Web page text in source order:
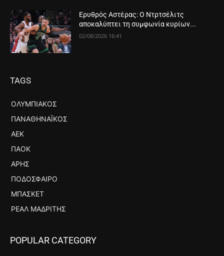
Ερυθρός Αστέρας: Ο Ντρτσέλιτς
αποκαλύπτει τη συμφωνία κυρίων...
02/08/2026 16:41
TAGS
ΟΛΥΜΠΙΑΚΌΣ
ΠΑΝΑΘΗΝΑΪΚΌΣ
ΑΕΚ
ΠΑΟΚ
ΆΡΗΣ
ΠΟΔΌΣΦΑΙΡΟ
ΜΠΆΣΚΕΤ
ΡΕΆΛ ΜΑΔΡΊΤΗΣ
POPULAR CATEGORY